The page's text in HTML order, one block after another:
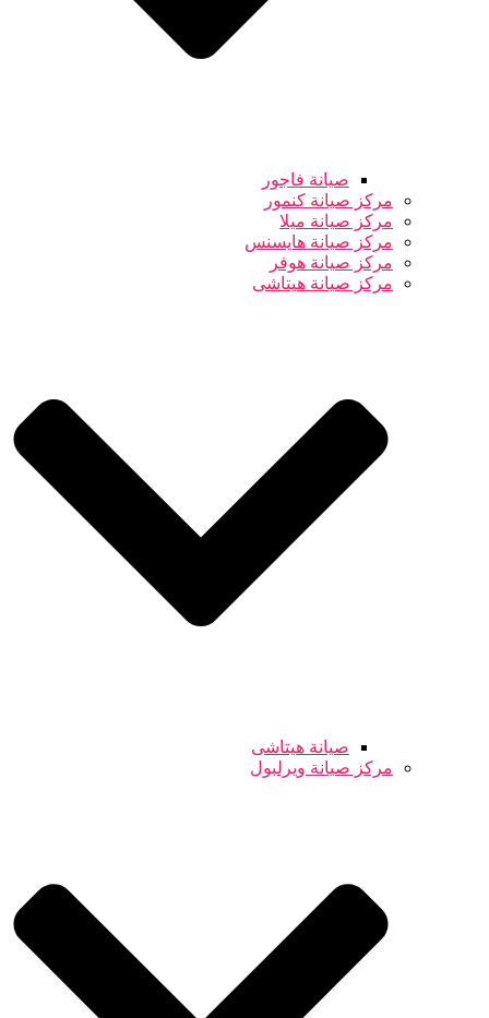
صيانة فاجور
مركز صيانة كنمور
مركز صيانة ميلا
مركز صيانة هايسنس
مركز صيانة هوفر
مركز صيانة هيتاشى
صيانة هيتاشى
مركز صيانة ويرلبول